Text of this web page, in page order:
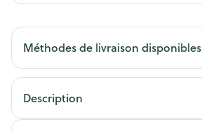
Méthodes de livraison disponibles
Description